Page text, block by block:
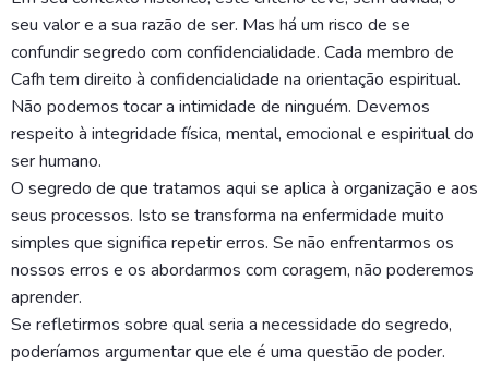
seu valor e a sua razão de ser. Mas há um risco de se
confundir segredo com confidencialidade. Cada membro de
Cafh tem direito à confidencialidade na orientação espiritual.
Não podemos tocar a intimidade de ninguém. Devemos
respeito à integridade física, mental, emocional e espiritual do
ser humano.
O segredo de que tratamos aqui se aplica à organização e aos
seus processos. Isto se transforma na enfermidade muito
simples que significa repetir erros. Se não enfrentarmos os
nossos erros e os abordarmos com coragem, não poderemos
aprender.
Se refletirmos sobre qual seria a necessidade do segredo,
poderíamos argumentar que ele é uma questão de poder.